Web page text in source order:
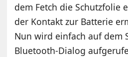
dem Fetch die Schutzfolie
der Kontakt zur Batterie
Nun wird einfach auf dem
Bluetooth-Dialog